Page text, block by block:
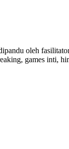
oleh
games inti,